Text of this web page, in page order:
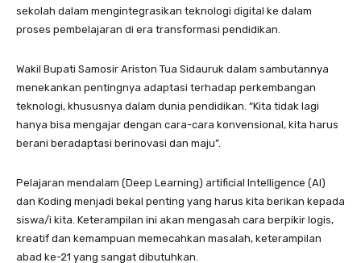
sekolah dalam mengintegrasikan teknologi digital ke dalam
proses pembelajaran di era transformasi pendidikan.
Wakil Bupati Samosir Ariston Tua Sidauruk dalam sambutannya
menekankan pentingnya adaptasi terhadap perkembangan
teknologi, khususnya dalam dunia pendidikan. “Kita tidak lagi
hanya bisa mengajar dengan cara-cara konvensional, kita harus
berani beradaptasi berinovasi dan maju”.
Pelajaran mendalam (Deep Learning) artificial Intelligence (AI)
dan Koding menjadi bekal penting yang harus kita berikan kepada
siswa/i kita. Keterampilan ini akan mengasah cara berpikir logis,
kreatif dan kemampuan memecahkan masalah, keterampilan
abad ke-21 yang sangat dibutuhkan.